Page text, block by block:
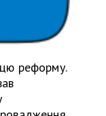
реформу.